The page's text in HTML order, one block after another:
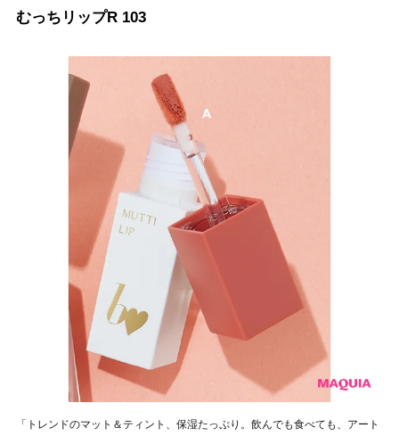
むっちリップR 103
「トレンドのマット＆ティント、保湿たっぷり。飲んでも食べても、アート